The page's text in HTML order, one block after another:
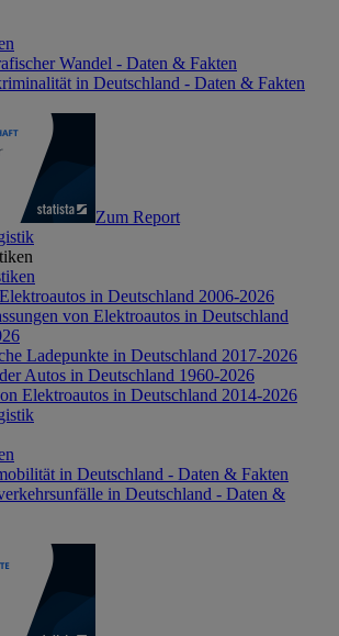
Wandel - Daten & Fakten
in Deutschland - Daten & Fakten
Zum Report
in Deutschland 2006-2026
von Elektroautos in Deutschland
Ladepunkte in Deutschland 2017-2026
Autos in Deutschland 1960-2026
Elektroautos in Deutschland 2014-2026
in Deutschland - Daten & Fakten
in Deutschland - Daten &